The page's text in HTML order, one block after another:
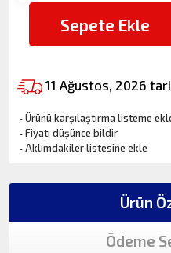
Sepete Ekle
11 Ağustos, 2026
·Ürünü karşılaştırma listeme
·Fiyatı düşünce bildir
·Aklımdakiler listesine ekle
Ürün
Ödeme